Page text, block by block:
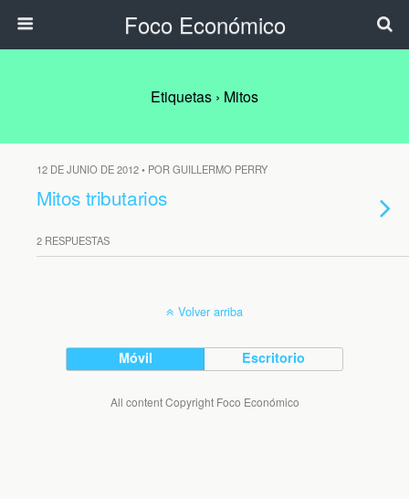
Foco Económico
Etiquetas › Mitos
12 DE JUNIO DE 2012 • POR GUILLERMO PERRY
Mitos tributarios
2 RESPUESTAS
Volver arriba
Móvil Escritorio
All content Copyright Foco Económico